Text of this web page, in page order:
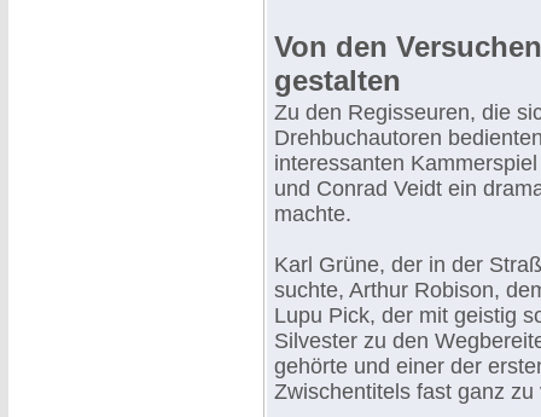
Von den
gestalten
Zu den Regisseuren, die
Drehbuchautoren
interessanten
und Conrad Veidt ein
machte.
Karl Grüne, der in der
suchte, Arthur Robison,
Lupu Pick, der mit geistig
Silvester zu den
gehörte und einer der
Zwischentitels fast ganz zu